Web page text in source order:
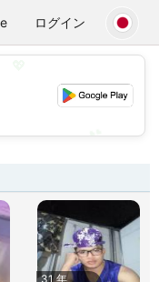
ログイン
31 年